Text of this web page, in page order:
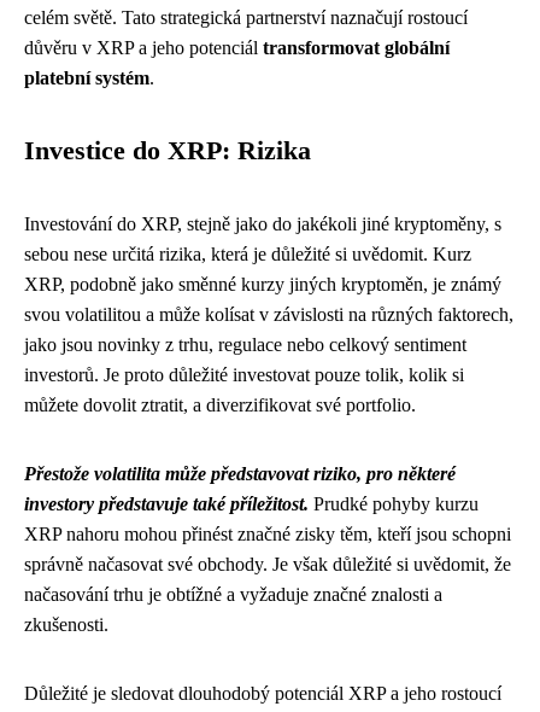
celém světě. Tato strategická partnerství naznačují rostoucí
důvěru v XRP a jeho potenciál transformovat globální
platební systém.
Investice do XRP: Rizika
Investování do XRP, stejně jako do jakékoli jiné kryptoměny, s
sebou nese určitá rizika, která je důležité si uvědomit. Kurz
XRP, podobně jako směnné kurzy jiných kryptoměn, je známý
svou volatilitou a může kolísat v závislosti na různých faktorech,
jako jsou novinky z trhu, regulace nebo celkový sentiment
investorů. Je proto důležité investovat pouze tolik, kolik si
můžete dovolit ztratit, a diverzifikovat své portfolio.
Přestože volatilita může představovat riziko, pro některé
investory představuje také příležitost. Prudké pohyby kurzu
XRP nahoru mohou přinést značné zisky těm, kteří jsou schopni
správně načasovat své obchody. Je však důležité si uvědomit, že
načasování trhu je obtížné a vyžaduje značné znalosti a
zkušenosti.
Důležité je sledovat dlouhodobý potenciál XRP a jeho rostoucí